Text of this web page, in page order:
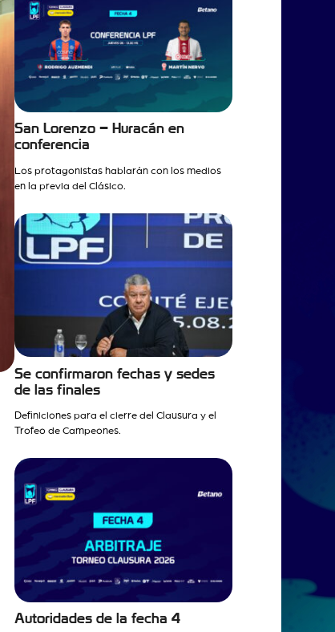
San Lorenzo – Huracán en
conferencia
Los protagonistas hablarán con los medios
en la previa del Clásico.
Se confirmaron fechas y sedes
de las finales
Definiciones para el cierre del Clausura y el
Trofeo de Campeones.
Autoridades de la fecha 4